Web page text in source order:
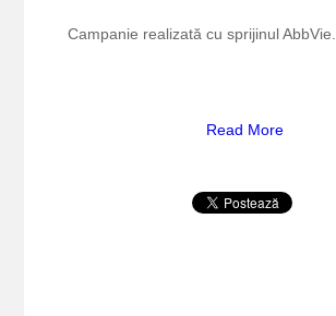
Campanie realizată cu sprijinul AbbVie.
Read More